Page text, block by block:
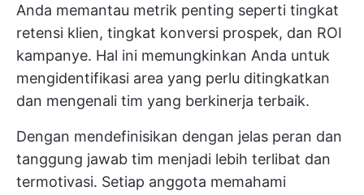
Anda memantau metrik penting seperti tingkat
retensi klien, tingkat konversi prospek, dan ROI
kampanye. Hal ini memungkinkan Anda untuk
mengidentifikasi area yang perlu ditingkatkan
dan mengenali tim yang berkinerja terbaik.
Dengan mendefinisikan dengan jelas peran dan
tanggung jawab tim menjadi lebih terlibat dan
termotivasi. Setiap anggota memahami